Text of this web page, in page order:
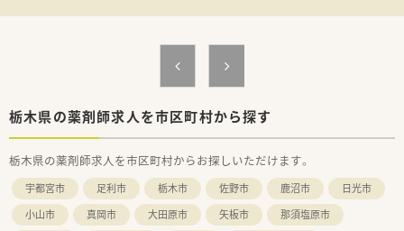
栃木県の薬剤師求人を市区町村から探す
栃木県の薬剤師求人を市区町村からお探しいただけます。
宇都宮市 足利市 栃木市 佐野市 鹿沼市
日光市
小山市
真岡市 大田原市 矢板市
那須塩原市